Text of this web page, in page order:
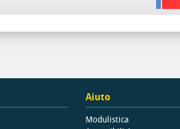
Aiuto
Modulistica